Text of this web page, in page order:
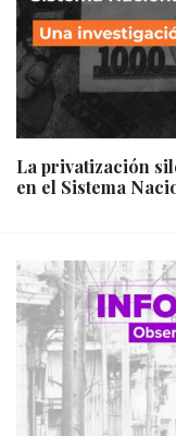
La privatización
en el Sistema